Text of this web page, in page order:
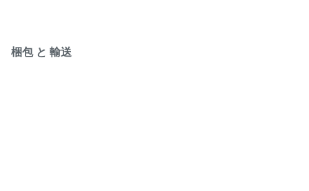
梱包 と 輸送